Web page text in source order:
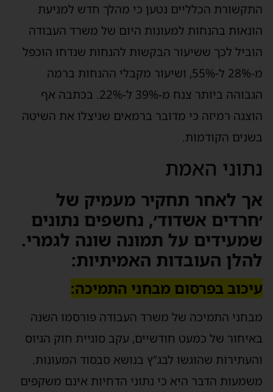
התקשורת הכלליים נטען כי מהלך חדש למניעת
הונאות בהנחות למעונות היום של משרד העבודה
הוביל לכך ששיעור הבקשות להנחות שנדחו הוכפל
מ-28% ל-55%, ושיעור מקבלי ההנחות ברמה
הגבוהה ביותר צנח מ-39% ל-22%. בכתבה אף
הוצגה רמיזה כי מדובר ברמאים שניצלו את השיטה
בשנים הקודמות.
נתוני האמת
אך לאחר תחקיר מעמיק של
׳חרדים אשדוד׳, נחשפים נתונים
שמעידים על תמונה שונה לגמרי.
להלן העובדות האמיתיות:
עיכוב בפרסום מבחני התמיכה:
מבחני התמיכה של משרד העבודה פורסמו השנה
באיחור של כמעט חודשיים, עקב סוגיית חוק הגיוס
והעתירות שהוגשו לבג”ץ בנושא סבסוד המעונות.
משמעות הדבר היא כי נתוני הדחיות אינם משקפים